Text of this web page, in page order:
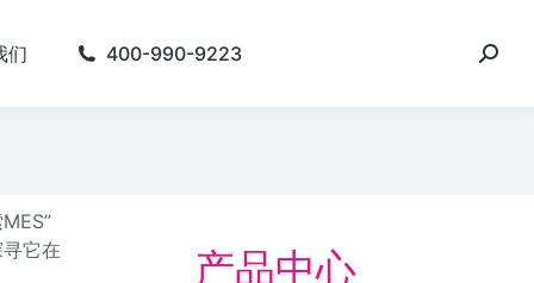
们 400-990-9223
它在
产品中心